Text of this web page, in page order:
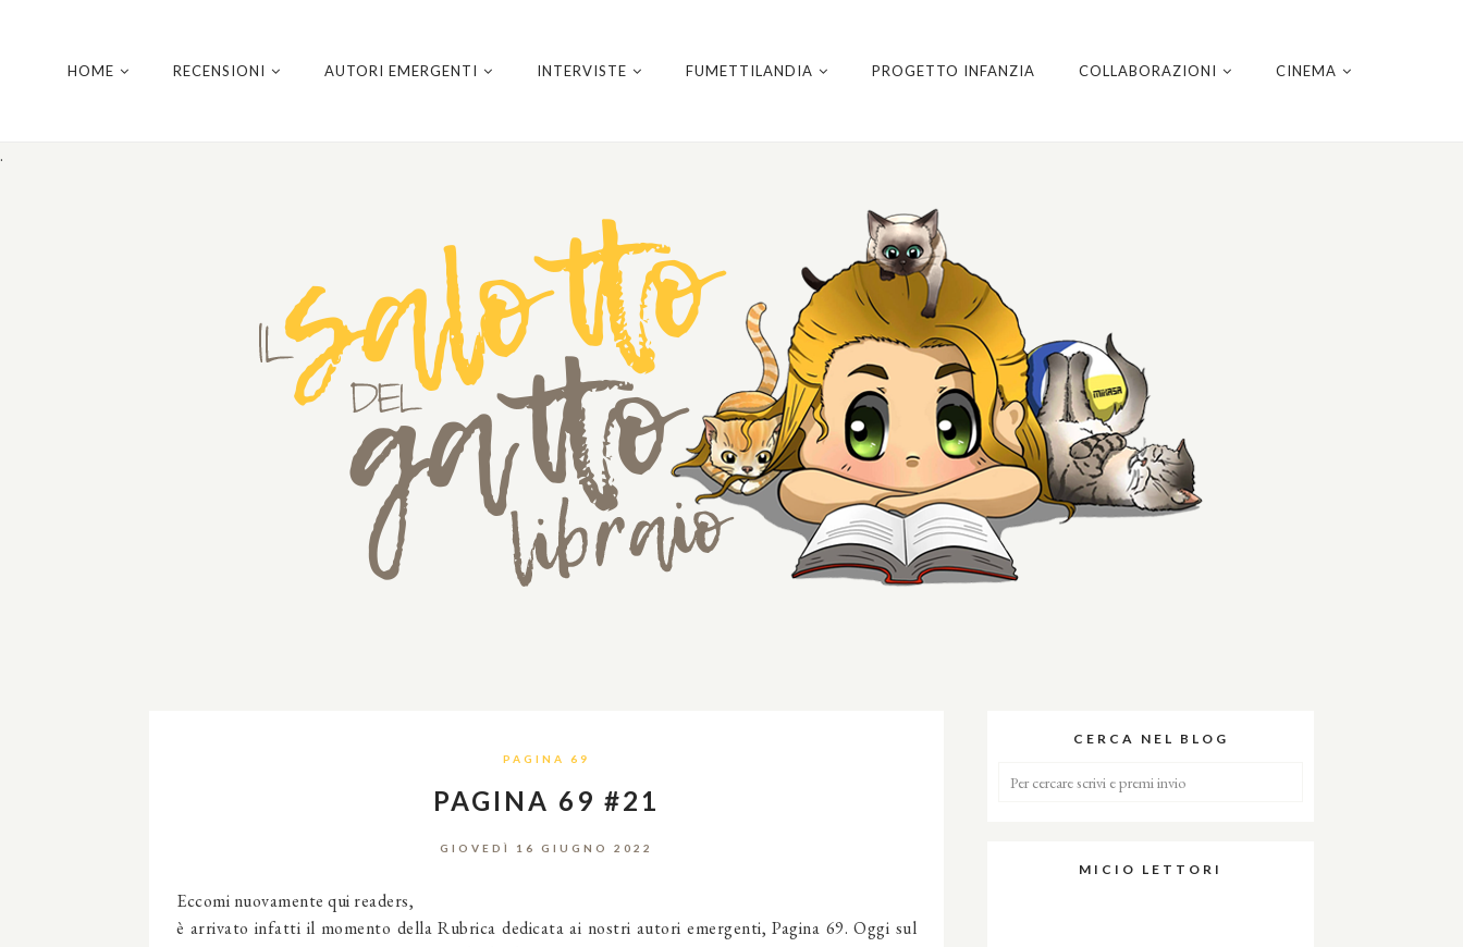
.
HOME RECENSIONI AUTORI EMERGENTI INTERVISTE FUMETTILANDIA PROGETTO INFANZIA COLLABORAZIONI CINEMA
PAGINA 69
PAGINA 69 #21
GIOVEDÌ 16 GIUGNO 2022
Eccomi nuovamente qui readers,
è arrivato infatti il momento della Rubrica dedicata ai nostri autori emergenti, Pagina 69. Oggi sul
CERCA NEL BLOG
MICIO LETTORI